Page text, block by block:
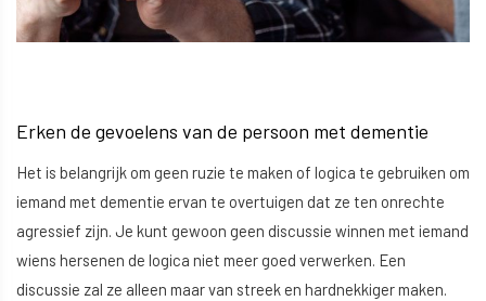
Erken de gevoelens van de persoon met dementie
Het is belangrijk om geen ruzie te maken of logica te gebruiken om
iemand met dementie ervan te overtuigen dat ze ten onrechte
agressief zijn. Je kunt gewoon geen discussie winnen met iemand
wiens hersenen de logica niet meer goed verwerken. Een
discussie zal ze alleen maar van streek en hardnekkiger maken.